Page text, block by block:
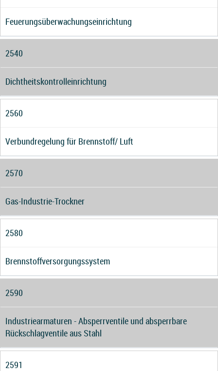
Feuerungsüberwachungseinrichtung
2540
Dichtheitskontrolleinrichtung
2560
Verbundregelung für Brennstoff/ Luft
2570
Gas-Industrie-Trockner
2580
Brennstoffversorgungssystem
2590
Industriearmaturen - Absperrventile und absperrbare
Rückschlagventile aus Stahl
2591